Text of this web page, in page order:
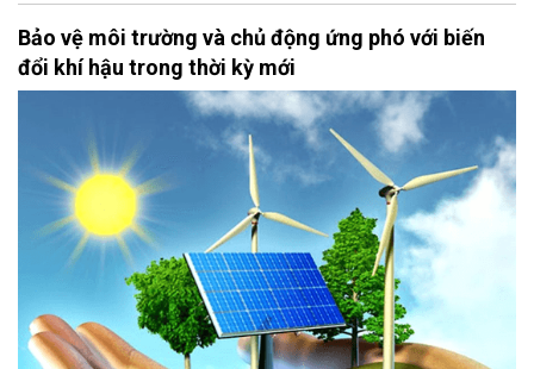
Bảo vệ môi trường và chủ động ứng phó với biến
đổi khí hậu trong thời kỳ mới